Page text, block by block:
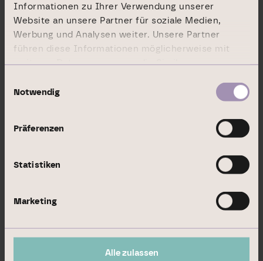
Informationen zu Ihrer Verwendung unserer
Website an unsere Partner für soziale Medien,
Werbung und Analysen weiter. Unsere Partner
führen diese Informationen möglicherweise mit
weiteren Daten zusammen, die Sie ihnen
Nutzung der Dienste gesammelt haben.
Notwendig
Präferenzen
Statistiken
Marketing
Alle zulassen
Das Segment Commercial Portfolio umfasst
Immobilien im bilanziellen Eigenbestand. Hier
erwirtschaften wir kontinuierliche Cashflows
optimieren wir den Wert unserer
Bestandsobjekte durch aktives Management
Im Segment Institutional Business erzielen wir
aus dem Angebot unserer Immobilien-Services
für nationale und internationale institutionelle
Investoren laufende Gebühren aus der